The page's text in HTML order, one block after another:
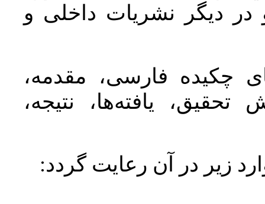
دیگر نشریات داخلی و
چکیده فارسی، مقدمه،
یافته‌ها، نتیجه،
زير در آن رعايت گردد: